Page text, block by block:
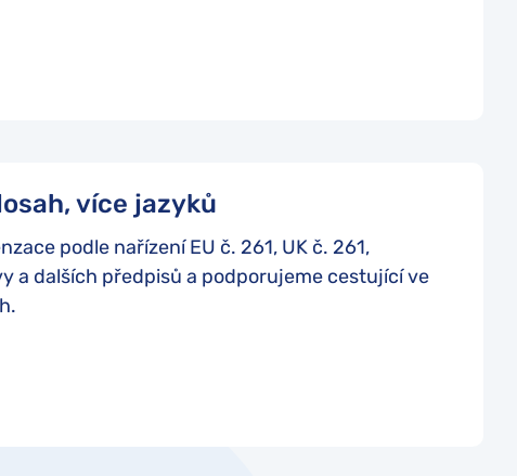
více jazyků
podle nařízení EU č. 261, UK č. 261,
a dalších předpisů a podporujeme cestující ve